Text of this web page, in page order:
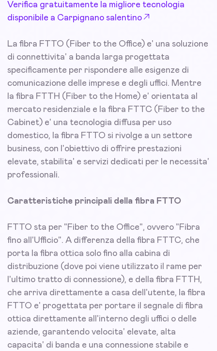
Verifica gratuitamente la migliore tecnologia
disponibile a Carpignano salentino
La fibra FTTO (Fiber to the Office) e' una soluzione
di connettivita' a banda larga progettata
specificamente per rispondere alle esigenze di
comunicazione delle imprese e degli uffici. Mentre
la fibra FTTH (Fiber to the Home) e' orientata al
mercato residenziale e la fibra FTTC (Fiber to the
Cabinet) e' una tecnologia diffusa per uso
domestico, la fibra FTTO si rivolge a un settore
business, con l'obiettivo di offrire prestazioni
elevate, stabilita' e servizi dedicati per le necessita'
professionali.
Caratteristiche principali della fibra FTTO
FTTO sta per "Fiber to the Office", ovvero "Fibra
fino all'Ufficio". A differenza della fibra FTTC, che
porta la fibra ottica solo fino alla cabina di
distribuzione (dove poi viene utilizzato il rame per
l'ultimo tratto di connessione), e della fibra FTTH,
che arriva direttamente a casa dell'utente, la fibra
FTTO e' progettata per portare il segnale di fibra
ottica direttamente all'interno degli uffici o delle
aziende, garantendo velocita' elevate, alta
capacita' di banda e una connessione stabile e